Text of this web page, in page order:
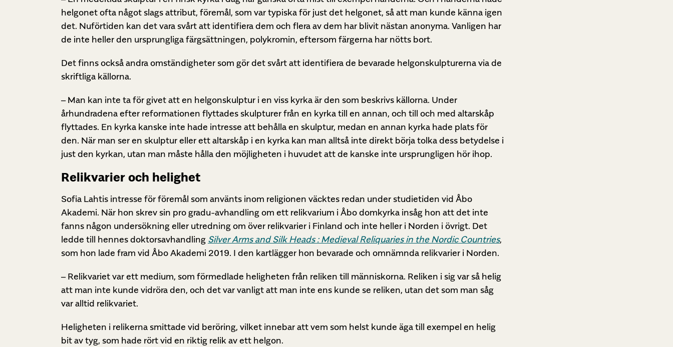
helgonet ofta något slags attribut, föremål, som var typiska för just det helgonet, så att man kunde känna igen
det. Nuförtiden kan det vara svårt att identifiera dem och flera av dem har blivit nästan anonyma. Vanligen har
de inte heller den ursprungliga färgsättningen, polykromin, eftersom färgerna har nötts bort.
Det finns också andra omständigheter som gör det svårt att identifiera de bevarade helgonskulpturerna via de
skriftliga källorna.
– Man kan inte ta för givet att en helgonskulptur i en viss kyrka är den som beskrivs källorna. Under
århundradena efter reformationen flyttades skulpturer från en kyrka till en annan, och till och med altarskåp
flyttades. En kyrka kanske inte hade intresse att behålla en skulptur, medan en annan kyrka hade plats för
den. När man ser en skulptur eller ett altarskåp i en kyrka kan man alltså inte direkt börja tolka dess betydelse i
just den kyrkan, utan man måste hålla den möjligheten i huvudet att de kanske inte ursprungligen hör ihop.
Relikvarier och helighet
Sofia Lahtis intresse för föremål som använts inom religionen väcktes redan under studietiden vid Åbo
Akademi. När hon skrev sin pro gradu-avhandling om ett relikvarium i Åbo domkyrka insåg hon att det inte
fanns någon undersökning eller utredning om över relikvarier i Finland och inte heller i Norden i övrigt. Det
ledde till hennes doktorsavhandling Silver Arms and Silk Heads : Medieval Reliquaries in the Nordic Countries,
som hon lade fram vid Åbo Akademi 2019. I den kartlägger hon bevarade och omnämnda relikvarier i Norden.
– Relikvariet var ett medium, som förmedlade heligheten från reliken till människorna. Reliken i sig var så helig
att man inte kunde vidröra den, och det var vanligt att man inte ens kunde se reliken, utan det som man såg
var alltid relikvariet.
Heligheten i relikerna smittade vid beröring, vilket innebar att vem som helst kunde äga till exempel en helig
bit av tyg, som hade rört vid en riktig relik av ett helgon.